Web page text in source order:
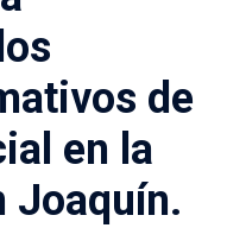
de
en la
Joaquín.